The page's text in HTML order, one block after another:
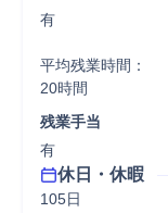
有
平均残業時間：
20時間
残業手当
有
休日・休暇
105日